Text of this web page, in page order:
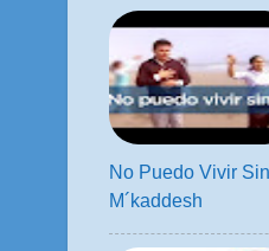
No Puedo Vivir
M´kaddesh